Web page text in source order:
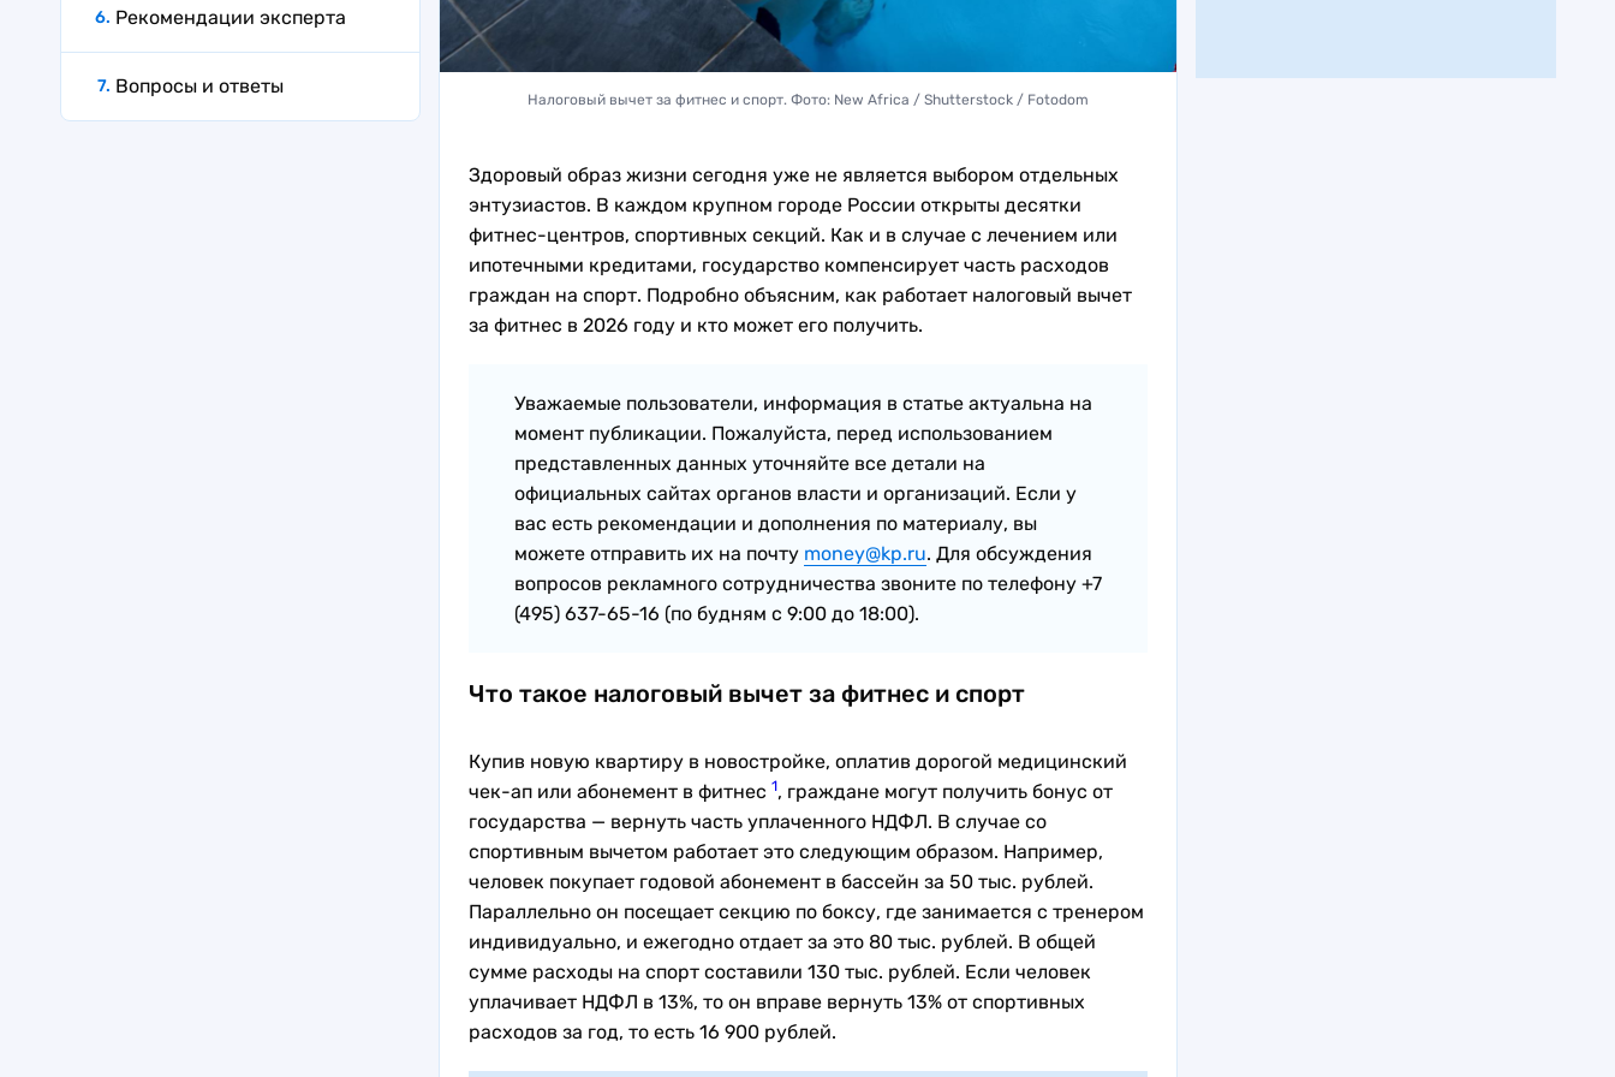
Рекомендации эксперта
Вопросы и ответы
Налоговый вычет за фитнес и спорт. Фото: New Africa / Shutterstock / Fotodom
Здоровый образ жизни сегодня уже не является выбором отдельных
энтузиастов. В каждом крупном городе России открыты десятки
фитнес-центров, спортивных секций. Как и в случае с лечением или
ипотечными кредитами, государство компенсирует часть расходов
граждан на спорт. Подробно объясним, как работает налоговый вычет
за фитнес в 2026 году и кто может его получить.
Уважаемые пользователи, информация в статье актуальна на
момент публикации. Пожалуйста, перед использованием
представленных данных уточняйте все детали на
официальных сайтах органов власти и организаций. Если у
вас есть рекомендации и дополнения по материалу, вы
можете отправить их на почту money@kp.ru. Для обсуждения
вопросов рекламного сотрудничества звоните по телефону +7
(495) 637-65-16 (по будням с 9:00 до 18:00).
Что такое налоговый вычет за фитнес и спорт
Купив новую квартиру в новостройке, оплатив дорогой медицинский
чек-ап или абонемент в фитнес 1, граждане могут получить бонус от
государства — вернуть часть уплаченного НДФЛ. В случае со
спортивным вычетом работает это следующим образом. Например,
человек покупает годовой абонемент в бассейн за 50 тыс. рублей.
Параллельно он посещает секцию по боксу, где занимается с тренером
индивидуально, и ежегодно отдает за это 80 тыс. рублей. В общей
сумме расходы на спорт составили 130 тыс. рублей. Если человек
уплачивает НДФЛ в 13%, то он вправе вернуть 13% от спортивных
расходов за год, то есть 16 900 рублей.